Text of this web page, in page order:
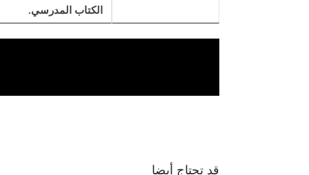
الكتاب المدرسي.
قد تحتاج أيضا